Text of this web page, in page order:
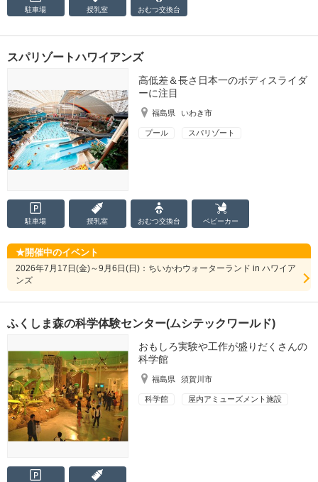
駐車場 授乳室 おむつ交換台
スパリゾートハワイアンズ
高低差＆長さ日本一のボディスライダ
ーに注目
福島県 いわき市
プール スパリゾート
駐車場 授乳室 おむつ交換台 ベビーカー
開催中のイベント
2026年7月17日(金)～9月6日(日)：ちいかわウォーターランド in ハワイア
ンズ
ふくしま森の科学体験センター(ムシテックワールド)
おもしろ実験や工作が盛りだくさんの
科学館
福島県 須賀川市
科学館 屋内アミューズメント施設